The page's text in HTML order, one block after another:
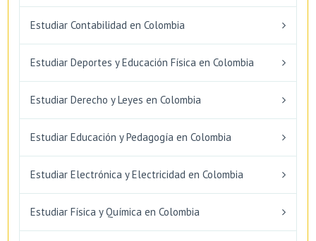
Estudiar Contabilidad en Colombia
Estudiar Deportes y Educación Física en Colombia
Estudiar Derecho y Leyes en Colombia
Estudiar Educación y Pedagogía en Colombia
Estudiar Electrónica y Electricidad en Colombia
Estudiar Física y Química en Colombia